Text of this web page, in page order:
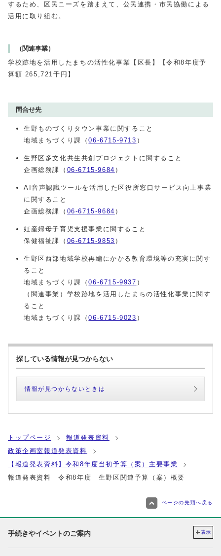
するため、区民ニーズを踏まえて、公民連携・市民協働による
活用に取り組む。
（関連事業）
学校跡地を活用したまちの活性化事業【区長】【令和8年度予
算額 265,721千円】
問合せ先
生野ものづくりタウン事業に関すること
地域まちづくり課（06-6715-9713 ）
生野区多文化共生共創プロジェクトに関すること
企画総務課（ 06-6715-9684 ）
AI音声認識ツールを活用した区役所窓口サービス向上事業
に関すること
企画総務課（ 06-6715-9684 ）
妊産婦母子育児支援事業に関すること
保健福祉課（ 06-6715-9853 ）
生野区西部地域学校再編にかかる教育環境等の充実に関す
ること
地域まちづくり課（06-6715-9937 ）
（関連事業）学校跡地を活用したまちの活性化事業に関す
ること
地域まちづくり課（06-6715-9023 ）
探している情報が見つからない
情報が見つからないときは
トップページ
報道発表資料
政策企画室報道発表資料
【報道発表資料】令和8年度当初予算（案）主要事業
報道発表資料 令和8年度 生野区関連予算（案）概要
ページの先頭へ戻る
手続きやイベントのご案内 表示